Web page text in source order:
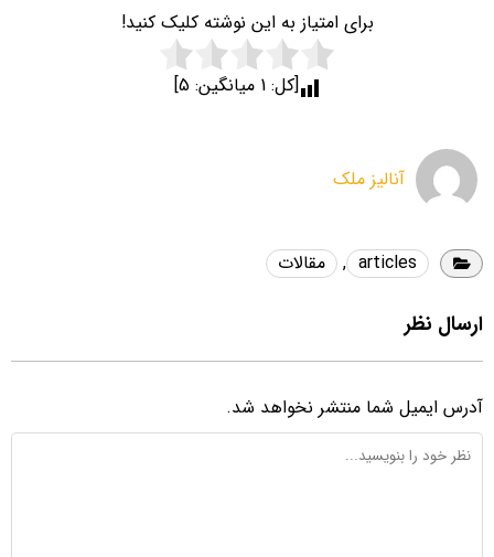
برای امتیاز به این نوشته کلیک کنید!
[کل:1 میانگین: 5
]
آنالیز ملک
articles
, مقالات
ارسال نظر
آدرس ایمیل شما منتشر نخواهد شد.